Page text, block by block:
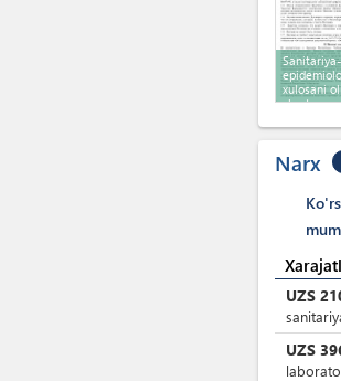
Sanitariya-
xulosani
shartnoma
Narx
UZS
UZS